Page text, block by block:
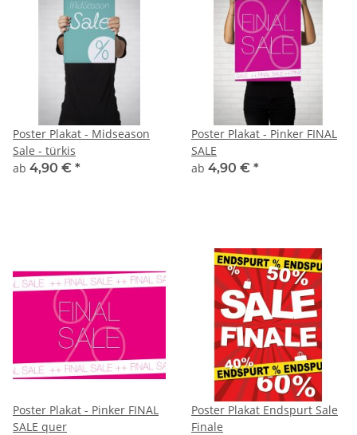
Poster Plakat - Midseason
Sale - türkis
ab 4,90 € *
Poster Plakat - Pinker FINAL
SALE
ab 4,90 € *
Poster Plakat - Pinker FINAL
SALE quer
Poster Plakat Endspurt Sale
Finale